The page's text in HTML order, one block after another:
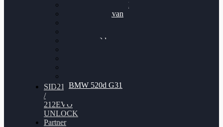
VW Passat 2.0TDI
VW T6 Multivan
BMW 120d
BMW 520d G31
SID212
/
212EVO
UNLOCK
Partner